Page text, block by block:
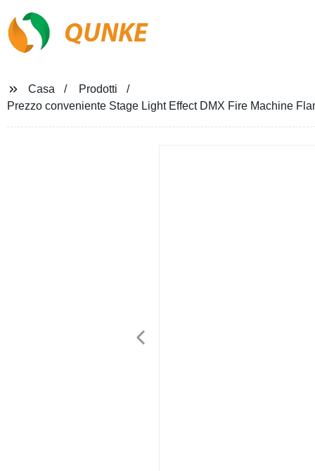
QUNKE
Casa
Prodotti
Prezzo conveniente Stage Light Effect DMX Fire Machine